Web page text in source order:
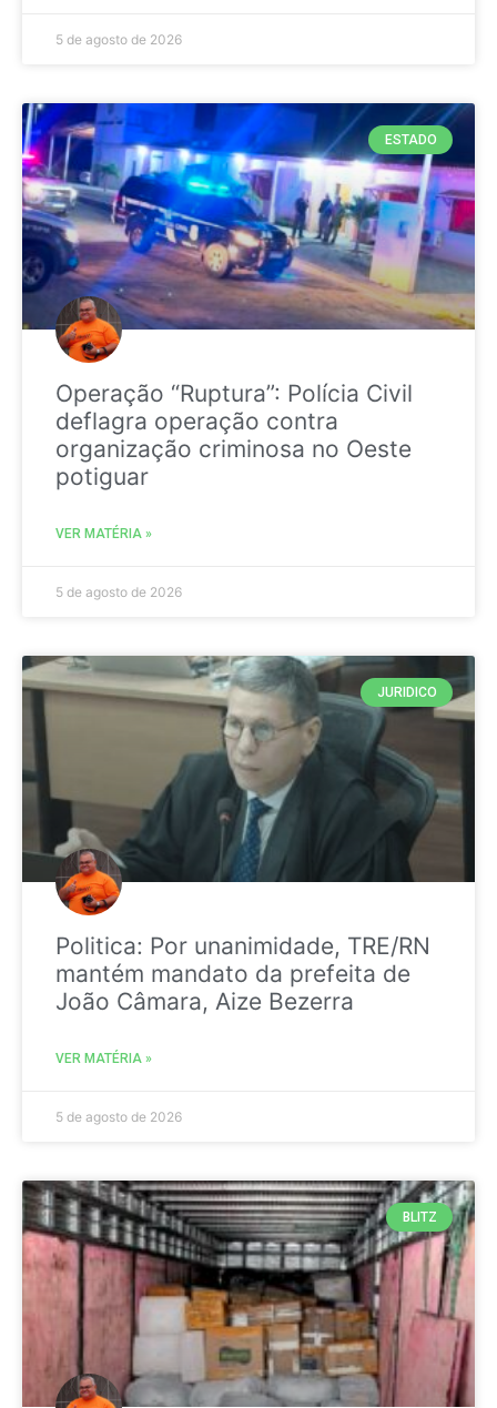
5 de agosto de 2026
ESTADO
Operação “Ruptura”: Polícia Civil
deflagra operação contra
organização criminosa no Oeste
potiguar
VER MATÉRIA »
5 de agosto de 2026
JURIDICO
Politica: Por unanimidade, TRE/RN
mantém mandato da prefeita de
João Câmara, Aize Bezerra
VER MATÉRIA »
5 de agosto de 2026
BLITZ